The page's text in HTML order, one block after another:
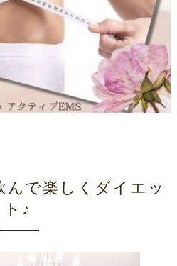
んで楽しくダイエッ
ト♪